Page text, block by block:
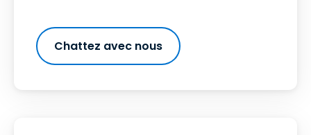
Chattez avec nous